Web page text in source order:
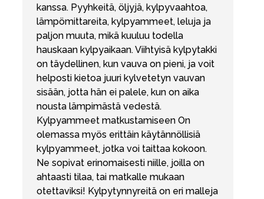
kanssa. Pyyhkeitä, öljyjä, kylpyvaahtoa,
lämpömittareita, kylpyammeet, leluja ja
paljon muuta, mikä kuuluu todella
hauskaan kylpyaikaan. Viihtyisä kylpytakki
on täydellinen, kun vauva on pieni, ja voit
helposti kietoa juuri kylvetetyn vauvan
sisään, jotta hän ei palele, kun on aika
nousta lämpimästä vedestä.
Kylpyammeet matkustamiseen On
olemassa myös erittäin käytännöllisiä
kylpyammeet, jotka voi taittaa kokoon.
Ne sopivat erinomaisesti niille, joilla on
ahtaasti tilaa, tai matkalle mukaan
otettaviksi! Kylpytynnyreitä on eri malleja